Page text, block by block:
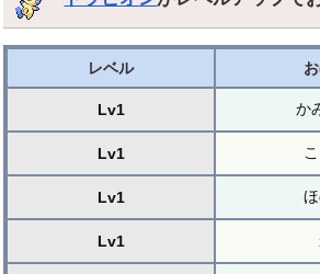
レベル
Lv1 か
Lv1
Lv1
Lv1